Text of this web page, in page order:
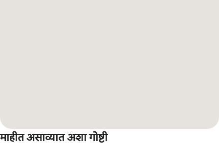
माहीत असाव्यात अशा गोष्टी